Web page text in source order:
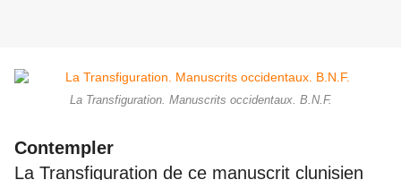
La Transfiguration. Manuscrits occidentaux. B.N.F.
Contempler
La Transfiguration de ce manuscrit clunisien